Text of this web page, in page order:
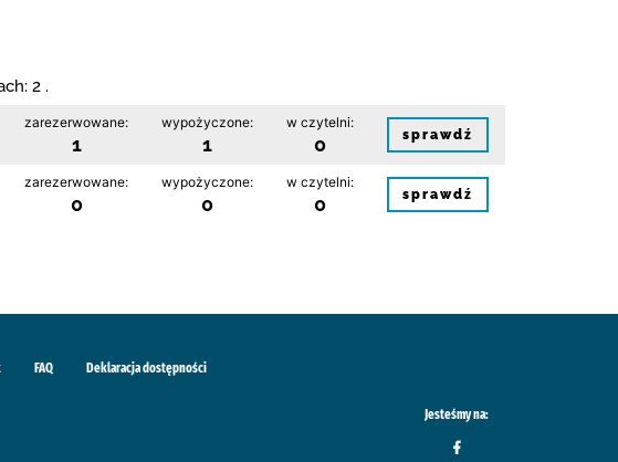
2 .
zarezerwowane:
1
wypożyczone:
1
w czytelni:
0 sprawdź
zarezerwowane:
0
wypożyczone:
0
w czytelni:
0 sprawdź
FAQ Deklaracja dostępności
Jesteśmy na: